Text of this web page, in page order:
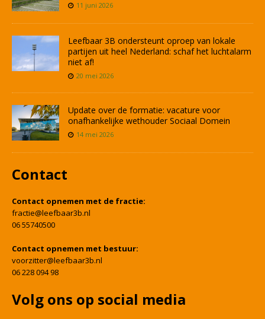
11 juni 2026
Leefbaar 3B ondersteunt oproep van lokale
partijen uit heel Nederland: schaf het luchtalarm
niet af!
20 mei 2026
Update over de formatie: vacature voor
onafhankelijke wethouder Sociaal Domein
14 mei 2026
Contact
Contact opnemen met de fractie:
fractie@leefbaar3b.nl
06 55740500
Contact opnemen met bestuur:
voorzitter@leefbaar3b.nl
06 228 094 98
Volg ons op social media